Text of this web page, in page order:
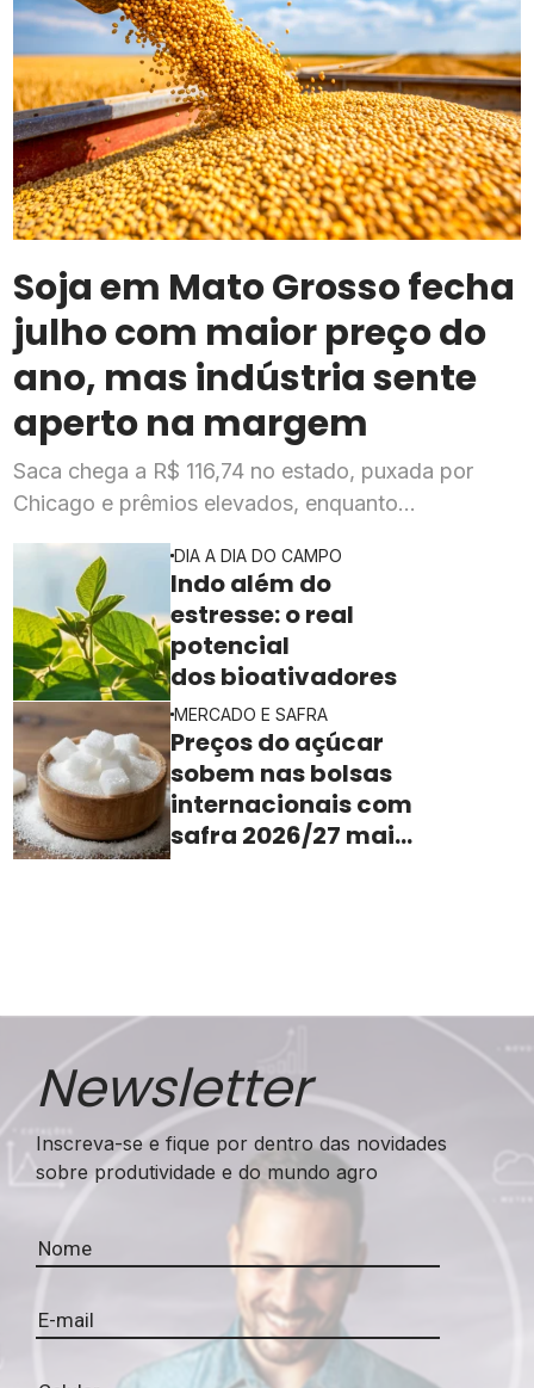
Soja em Mato Grosso fecha
julho com maior preço do
ano, mas indústria sente
aperto na margem
Saca chega a R$ 116,74 no estado, puxada por
Chicago e prêmios elevados, enquanto
rentabilidade
DIA A DIA DO CAMPO
Indo além do
estresse: o real
potencial
dos bioativadores
MERCADO E SAFRA
Preços do açúcar
sobem nas bolsas
internacionais com
safra 2026/27 mais
Newsletter
Inscreva-se e fique por dentro das novidades
sobre produtividade e do mundo agro